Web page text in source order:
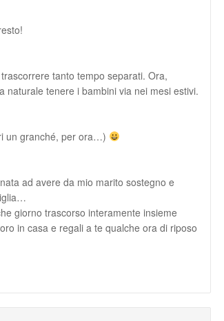
tanto tempo separati. Ora,
naturale tenere i bambini via nei mesi estivi.
un granché, per ora…)
ad avere da mio marito sostegno e
giorno trascorso interamente insieme
in casa e regali a te qualche ora di riposo